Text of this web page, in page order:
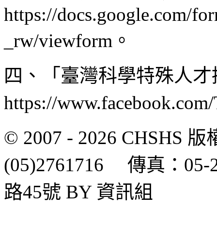
https://docs.google.com/
_rw/viewform。
四、「臺灣科學特殊人
https://
© 2007 - 2026 CHSHS
(05)2761716 傳真：05-
路45號 BY 資訊組